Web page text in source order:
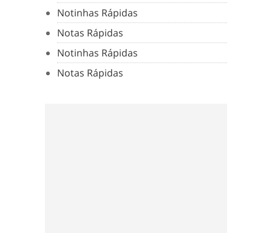
Notinhas Rápidas
Notas Rápidas
Notinhas Rápidas
Notas Rápidas